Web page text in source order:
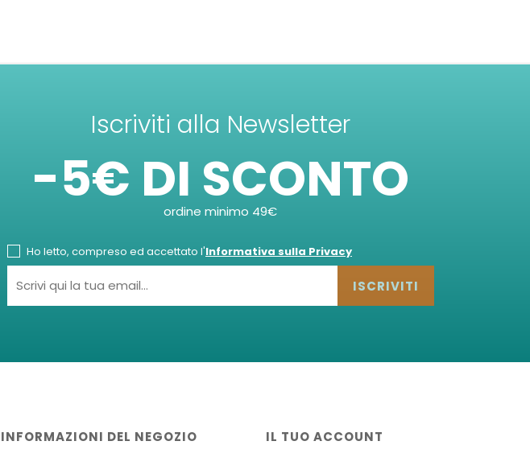
Iscriviti alla Newsletter
-5€ DI SCONTO
ordine minimo 49€
Ho letto, compreso ed accettato l'Informativa sulla Privacy
ISCRIVITI
INFORMAZIONI DEL NEGOZIO IL TUO ACCOUNT